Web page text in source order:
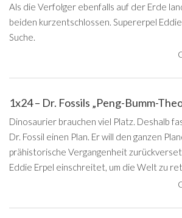
Als die Verfolger ebenfalls auf der Erde
beiden kurzentschlossen. Supererpel
Suche.
1x24 – Dr. Fossils „Peng-Bumm-
Dinosaurier brauchen viel Platz. Deshalb
Dr. Fossil einen Plan. Er will den ganzen
prähistorische Vergangenheit
Eddie Erpel einschreitet, um die Welt zu